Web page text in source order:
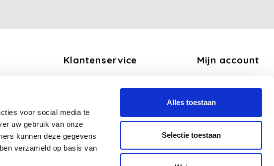
voor social media te
uw gebruik van onze
kunnen deze gegevens
verzameld op basis van
Alles toestaan
Selectie toestaan
Klantenservice
Betaalmethoden
Verzend en Retourbeleid
Mijn account
Mijn tickets
Mijn verlanglijst